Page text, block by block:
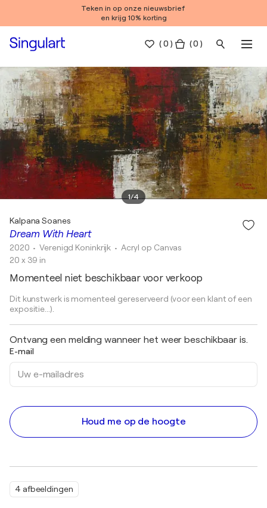
Teken in op onze nieuwsbrief
en krijg 10% korting
(0 ) ( 0 )
1/4
4 afbeeldingen
Dream With Heart
Kalpana Soanes
2020 • Verenigd Koninkrijk • Acryl op Canvas
20 x 39 in
Momenteel niet beschikbaar voor verkoop
Dit kunstwerk is momenteel gereserveerd (voor een klant of een
expositie...).
Ontvang een melding wanneer het weer beschikbaar is.
E-mail
Houd me op de hoogte